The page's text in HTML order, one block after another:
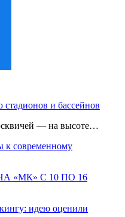
и бассейнов
— на высоте…
к современному
«МК» С 10 ПО 16
идею оценили